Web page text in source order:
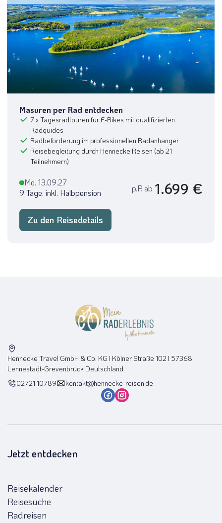
Masuren per Rad entdecken
7 x Tagesradtouren für E-Bikes mit qualifizierten
Radguides
Radbeförderung im professionellen Radanhänger
Reisebegleitung durch Hennecke Reisen (ab 21
Teilnehmern)
Mo. 13.09.27
9 Tage, inkl. Halbpension
p.P. ab 1.699 €
Zu den Reisedetails
Hennecke Travel GmbH & Co. KG I Kölner Straße 102 I 57368
Lennestadt-Grevenbrück Deutschland
02721 10789
kontakt@hennecke-reisen.de
Jetzt entdecken
Reisekalender
Reisesuche
Radreisen